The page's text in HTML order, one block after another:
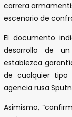
carrera
escenario de
El documento
desarrollo de
establezca
de cualquier tipo
agencia rusa
Asimismo,